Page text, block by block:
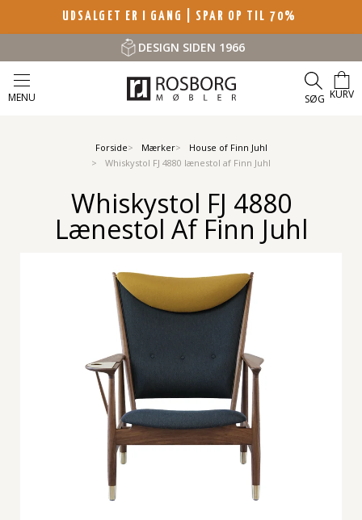
UDSALGET ER I GANG | SPAR OP TIL 70%
DESIGN SIDEN 1966
MENU SØG KURV
Forside Mærker
House of Finn Juhl
Whiskystol FJ 4880 lænestol af Finn Juhl
Whiskystol FJ 4880
Lænestol Af Finn Juhl